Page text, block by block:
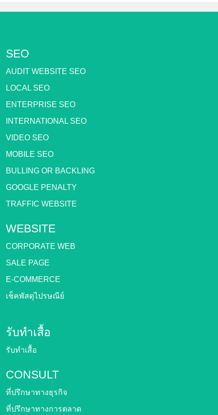
SEO
AUDIT WEBSITE SEO
LOCAL SEO
ENTERPRISE SEO
INTERNATIONAL SEO
VIDEO SEO
MOBILE SEO
BULLING OR BACKLING
GOOGLE PENALTY
TRAFFIC WEBSITE
WEBSITE
CORPORATE WEB
SALE PAGE
E-COMMERCE
เช็คพัสดุไปรษณีย์
รับทำเสื้อ
รับทำเสื้อ
CONSULT
ที่ปรึกษาทางธุรกิจ
ที่ปรึกษาทางการตลาด